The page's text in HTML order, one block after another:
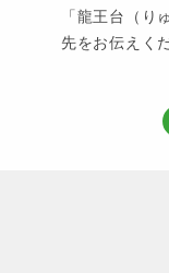
「龍王台（り
先をお伝えく